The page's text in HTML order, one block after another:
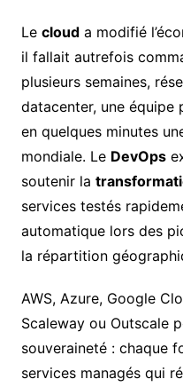
Le clouda modifié
il fallait autrefois
plusieurs semaines,
datacenter, une équipe
en quelques minutes
mondiale. Le DevOps
soutenir la
services testés
automatique lors des
la répartition
AWS, Azure, Google
Scaleway ou Outscale
souveraineté : chaque
services managés qui